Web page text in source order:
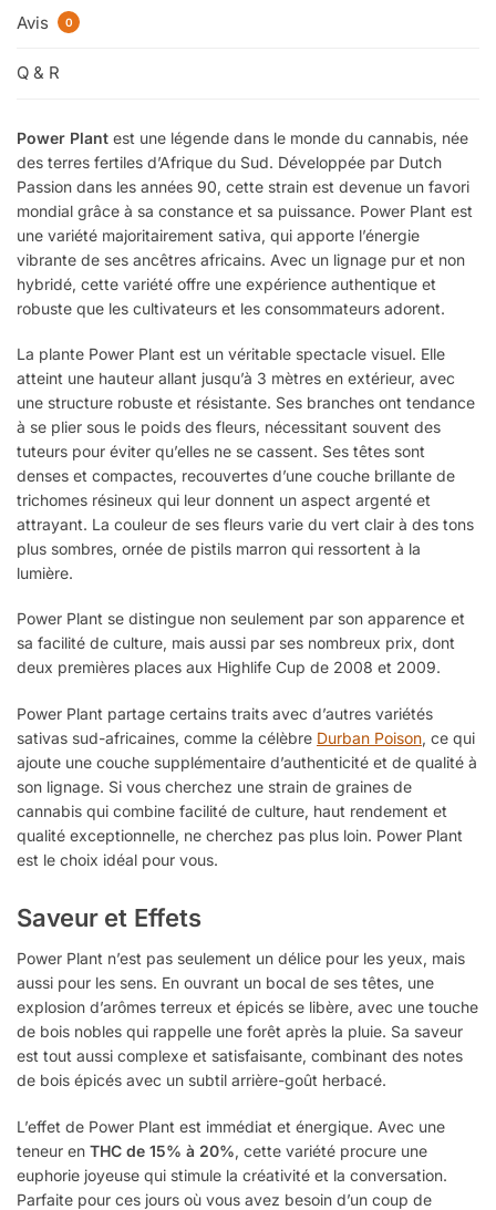
Avis 0
Q & R
Power Plant est une légende dans le monde du cannabis, née
des terres fertiles d’Afrique du Sud. Développée par Dutch
Passion dans les années 90, cette strain est devenue un favori
mondial grâce à sa constance et sa puissance. Power Plant est
une variété majoritairement sativa, qui apporte l’énergie
vibrante de ses ancêtres africains. Avec un lignage pur et non
hybridé, cette variété offre une expérience authentique et
robuste que les cultivateurs et les consommateurs adorent.
La plante Power Plant est un véritable spectacle visuel. Elle
atteint une hauteur allant jusqu’à 3 mètres en extérieur, avec
une structure robuste et résistante. Ses branches ont tendance
à se plier sous le poids des fleurs, nécessitant souvent des
tuteurs pour éviter qu’elles ne se cassent. Ses têtes sont
denses et compactes, recouvertes d’une couche brillante de
trichomes résineux qui leur donnent un aspect argenté et
attrayant. La couleur de ses fleurs varie du vert clair à des tons
plus sombres, ornée de pistils marron qui ressortent à la
lumière.
Power Plant se distingue non seulement par son apparence et
sa facilité de culture, mais aussi par ses nombreux prix, dont
deux premières places aux Highlife Cup de 2008 et 2009.
Power Plant partage certains traits avec d’autres variétés
sativas sud-africaines, comme la célèbre Durban Poison, ce qui
ajoute une couche supplémentaire d’authenticité et de qualité à
son lignage. Si vous cherchez une strain de graines de
cannabis qui combine facilité de culture, haut rendement et
qualité exceptionnelle, ne cherchez pas plus loin. Power Plant
est le choix idéal pour vous.
Saveur et Effets
Power Plant n’est pas seulement un délice pour les yeux, mais
aussi pour les sens. En ouvrant un bocal de ses têtes, une
explosion d’arômes terreux et épicés se libère, avec une touche
de bois nobles qui rappelle une forêt après la pluie. Sa saveur
est tout aussi complexe et satisfaisante, combinant des notes
de bois épicés avec un subtil arrière-goût herbacé.
L’effet de Power Plant est immédiat et énergique. Avec une
teneur en THC de 15% à 20%, cette variété procure une
euphorie joyeuse qui stimule la créativité et la conversation.
Parfaite pour ces jours où vous avez besoin d’un coup de